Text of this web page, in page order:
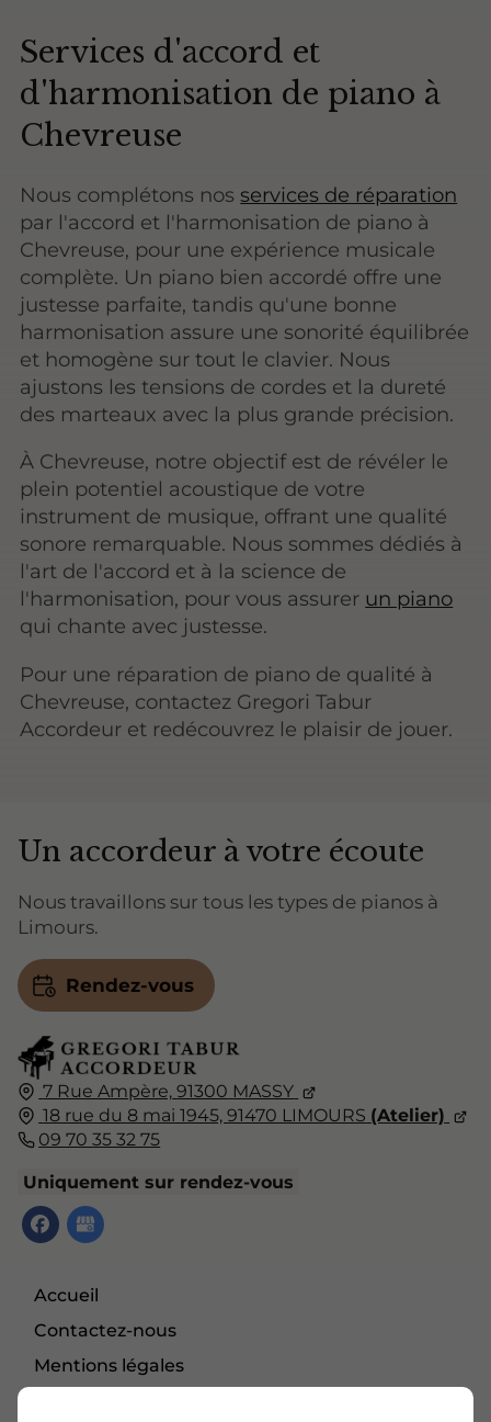
Services d'accord et
d'harmonisation de piano à
Chevreuse
Nous complétons nosservices de réparation
par l'accord et l'harmonisation de piano à
Chevreuse, pour une expérience musicale
complète. Un piano bien accordé offre une
justesse parfaite, tandis qu'une bonne
harmonisation assure une sonorité équilibrée
et homogène sur tout le clavier. Nous
ajustons les tensions de cordes et la dureté
des marteaux avec la plus grande précision.
À Chevreuse, notre objectif est de révéler le
plein potentiel acoustique de votre
instrument de musique, offrant une qualité
sonore remarquable. Nous sommes dédiés à
l'art de l'accord et à la science de
l'harmonisation, pour vous assurer un piano
qui chante avec justesse.
Pour une réparation de piano de qualité à
Chevreuse, contactez Gregori Tabur
Accordeur et redécouvrez le plaisir de jouer.
7 Rue Ampère, 91300 MASSY
18 rue du 8 mai 1945, 91470 LIMOURS (Atelier)
09 70 35 32 75
Uniquement sur rendez-vous
Accueil
Contactez-nous
Mentions légales
Un accordeur à votre écoute
Nous travaillons sur tous les types de pianos à
Limours.
Rendez-vous